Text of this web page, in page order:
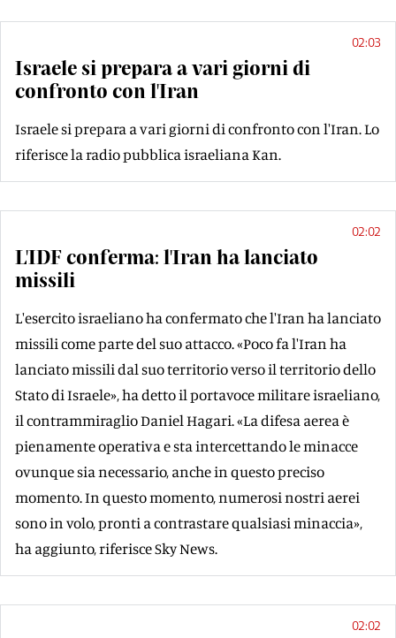
02:03
Israele si prepara a vari giorni di
confronto con l'Iran
Israele si prepara a vari giorni di confronto con l'Iran. Lo
riferisce la radio pubblica israeliana Kan.
02:02
L'IDF conferma: l'Iran ha lanciato
missili
L'esercito israeliano ha confermato che l'Iran ha lanciato
missili come parte del suo attacco. «Poco fa l'Iran ha
lanciato missili dal suo territorio verso il territorio dello
Stato di Israele», ha detto il portavoce militare israeliano,
il contrammiraglio Daniel Hagari. «La difesa aerea è
pienamente operativa e sta intercettando le minacce
ovunque sia necessario, anche in questo preciso
momento. In questo momento, numerosi nostri aerei
sono in volo, pronti a contrastare qualsiasi minaccia»,
ha aggiunto, riferisce Sky News.
02:02